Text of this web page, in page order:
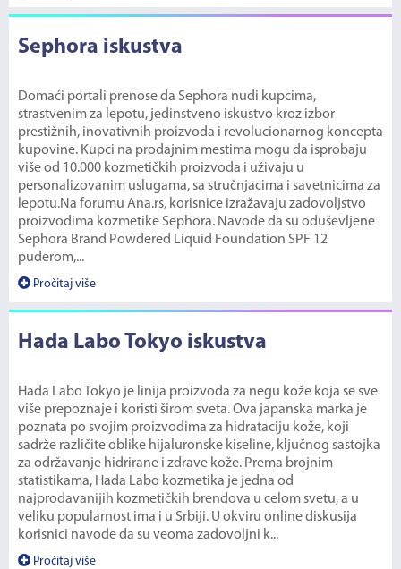
Sephora iskustva
Domaći portali prenose da Sephora nudi kupcima,
strastvenim za lepotu, jedinstveno iskustvo kroz izbor
prestižnih, inovativnih proizvoda i revolucionarnog koncepta
kupovine. Kupci na prodajnim mestima mogu da isprobaju
više od 10.000 kozmetičkih proizvoda i uživaju u
personalizovanim uslugama, sa stručnjacima i savetnicima za
lepotu.Na forumu Ana.rs, korisnice izražavaju zadovoljstvo
proizvodima kozmetike Sephora. Navode da su oduševljene
Sephora Brand Powdered Liquid Foundation SPF 12
puderom,...
Pročitaj više
Hada Labo Tokyo iskustva
Hada Labo Tokyo je linija proizvoda za negu kože koja se sve
više prepoznaje i koristi širom sveta. Ova japanska marka je
poznata po svojim proizvodima za hidrataciju kože, koji
sadrže različite oblike hijaluronske kiseline, ključnog sastojka
za održavanje hidrirane i zdrave kože. Prema brojnim
statistikama, Hada Labo kozmetika je jedna od
najprodavanijih kozmetičkih brendova u celom svetu, a u
veliku popularnost ima i u Srbiji. U okviru online diskusija
korisnici navode da su veoma zadovoljni k...
Pročitaj više